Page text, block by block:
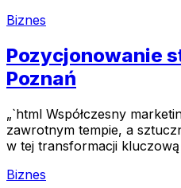
Biznes
Pozycjonowanie
Poznań
„`html Współczesny
zawrotnym tempie, a
w tej transformacji
Biznes